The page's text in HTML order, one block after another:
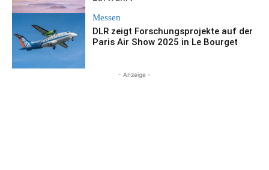
Messen
DLR zeigt Forschungsprojekte auf der
Paris Air Show 2025 in Le Bourget
- Anzeige -